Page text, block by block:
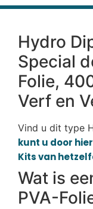
Hydro
Special
Folie,
Verf en
Vind u dit type
kunt u door
Kits van
Wat is
PVA-